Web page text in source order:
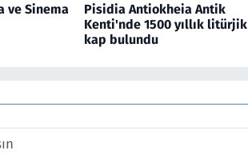
ve Sinema
Pisidia Antiokheia Antik
Kenti'nde 1500 yıllık litürjik
kap bulundu